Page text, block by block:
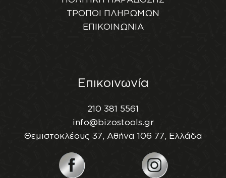
ΤΡΟΠΟΙ ΠΛΗΡΩΜΩΝ
ΕΠΙΚΟΙΝΩΝΙΑ
Επικοινωνία
210 381 5561
info@bizostools.gr
Θεμιστοκλέους 37, Αθήνα 106 77, Ελλάδα